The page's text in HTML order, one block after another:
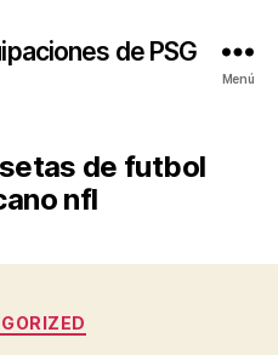
de PSG
Menú
de futbol
nfl
Categorías